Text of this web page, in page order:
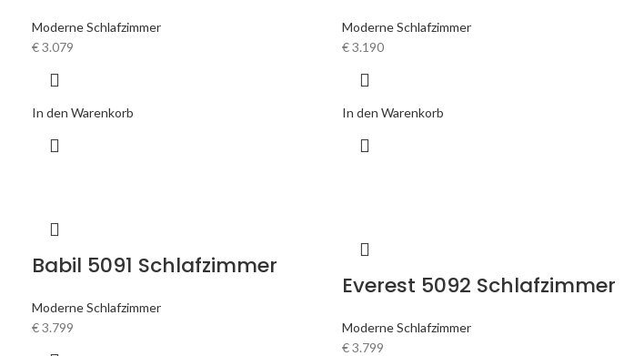
Moderne Schlafzimmer
€3.079
In den Warenkorb
Moderne Schlafzimmer
€3.190
In den Warenkorb
Babil 5091 Schlafzimmer
Moderne Schlafzimmer
€3.799
Everest 5092 Schlafzimmer
Moderne Schlafzimmer
€3.799